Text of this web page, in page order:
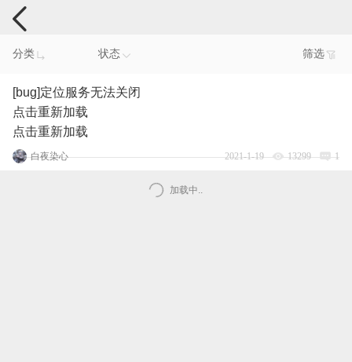
手机反馈
分类 状态 筛选
[bug]定位服务无法关闭
点击重新加载
点击重新加载
白夜染心 2021-1-19 13299 1
加载中..